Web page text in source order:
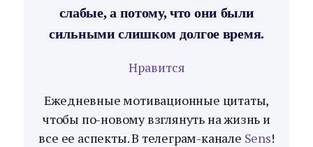
слабые, а потому, что они были
сильными слишком долгое время.
Нравится
Ежедневные мотивационные цитаты,
чтобы по-новому взглянуть на жизнь и
все ее аспекты. В телеграм-канале Sens!